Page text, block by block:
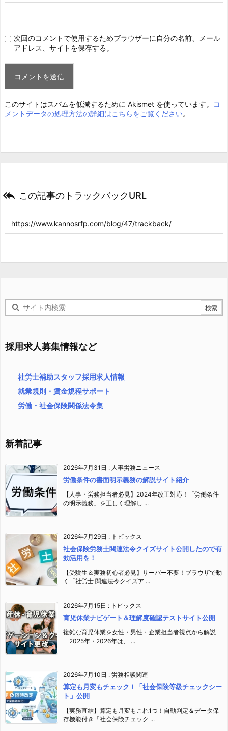
次回のコメントで使用するためブラウザーに自分の名前、メール
アドレス、サイトを保存する。
このサイトはスパムを低減するために Akismet を使っています。
コ
メントデータの処理方法の詳細はこちらをご覧ください。
 この記事のトラックバックURL
採用求人募集情報など
社労士補助スタッフ採用求人情報
就業規則・賃金規程サポート
労働・社会保険関係法令集
新着記事
2026年7月31日 : 人事労務ニュース
労働条件の書面明示義務の解説サイト紹介
【人事・労務担当者必見】2024年改正対応！「労働条件
の明示義務」を正しく理解し ...
2026年7月29日 : トピックス
社会保険労務士関連法令クイズサイト公開したので有
効活用を！
【受験生＆実務初心者必見】サーバー不要！ブラウザで動
く「社労士 関連法令クイズア ...
2026年7月15日 : トピックス
育児休業ナビゲート＆理解度確認テストサイト公開
複雑な育児休業を女性・男性・企業担当者視点から解説
2025年・2026年は、 ...
2026年7月10日 : 労務相談関連
算定も月変もチェック！「社会保険等級チェックシー
ト」公開
【実務直結】算定も月変もこれ1つ！自動判定＆データ保
存機能付き「社会保険チェック ...